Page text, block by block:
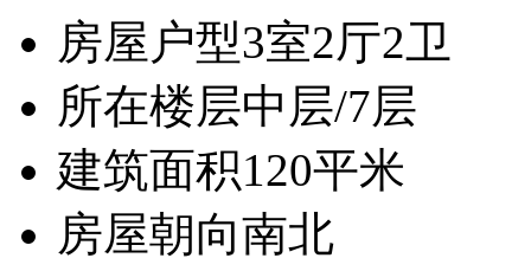
房屋户型3室2厅2卫
所在楼层中层/7层
建筑面积120平米
房屋朝向南北